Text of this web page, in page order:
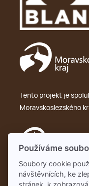
Tento projekt je
Moravskoslezského
Ochrana osobních
Používáme
Soubory cookie
návštěvnících, ke